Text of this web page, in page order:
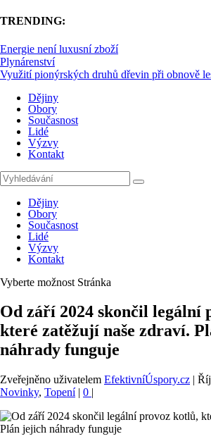
TRENDING:
Energie není luxusní zboží
Plynárenství
Využití pionýrských druhů dřevin při obnově
Dějiny
Obory
Současnost
Lidé
Výzvy
Kontakt
Dějiny
Obory
Současnost
Lidé
Výzvy
Kontakt
Vyberte možnost Stránka
Od září 2024 skončil legální
které zatěžují naše zdraví.
náhrady funguje
Zveřejněno uživatelem EfektivníÚspory.cz |
Novinky, Topení| 0 |